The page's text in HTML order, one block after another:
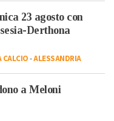
23 agosto con
Derthona
CALCIO-ALESSANDRIA
a Meloni